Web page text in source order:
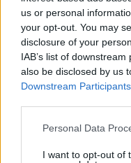
us or personal
your opt-out. You may
disclosure of your
IAB’s list of
also be disclosed by us
Downstream Participants
Please note that this
not limited to your visit
Personal Data
I want to opt-out of
ΠΡΟΣΘΗΚΗ
ΌΝΟΜΑ *
EMAIL